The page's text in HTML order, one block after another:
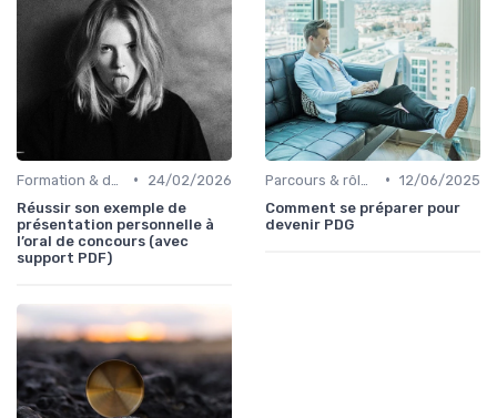
•
24/02/2026
Réussir son exemple de
présentation personnelle à
l’oral de concours (avec
support PDF)
• 12/06/2025
Comment se préparer pour
devenir PDG